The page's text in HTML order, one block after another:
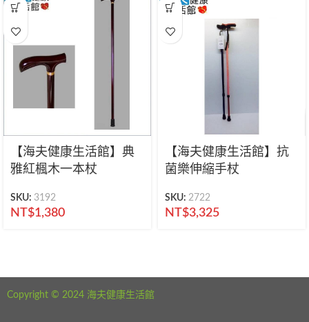
【海夫健康生活館】典
雅紅楓木一本杖
SKU: 3192
NT$1,380
【海夫健康生活館】抗
菌樂伸縮手杖
SKU: 2722
NT$3,325
Copyright © 2024 海夫健康生活館